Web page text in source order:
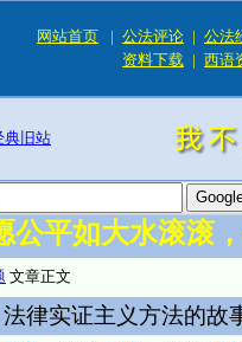
网站首页 | 公法评论 | 公法
资料下载 | 西语
典旧站
公平如大水滚滚
文章正文
法律实证主义方法的